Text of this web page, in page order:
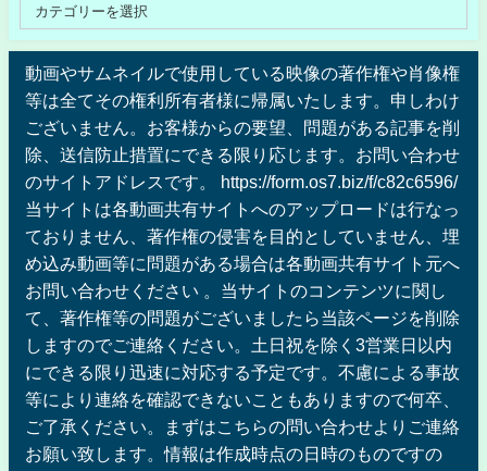
動画やサムネイルで使用している映像の著作権や肖像権
等は全てその権利所有者様に帰属いたします。申しわけ
ございません。お客様からの要望、問題がある記事を削
除、送信防止措置にできる限り応じます。お問い合わせ
のサイトアドレスです。 https://form.os7.biz/f/c82c6596/
当サイトは各動画共有サイトへのアップロードは行なっ
ておりません、著作権の侵害を目的としていません、埋
め込み動画等に問題がある場合は各動画共有サイト元へ
お問い合わせください 。当サイトのコンテンツに関し
て、著作権等の問題がございましたら当該ページを削除
しますのでご連絡ください。土日祝を除く3営業日以内
にできる限り迅速に対応する予定です。不慮による事故
等により連絡を確認できないこともありますので何卒、
ご了承ください。まずはこちらの問い合わせよりご連絡
お願い致します。情報は作成時点の日時のものですの